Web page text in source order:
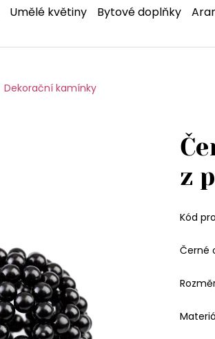
Umělé květiny Bytové doplňky
Dekorační kamínky
z
Kód
Černé